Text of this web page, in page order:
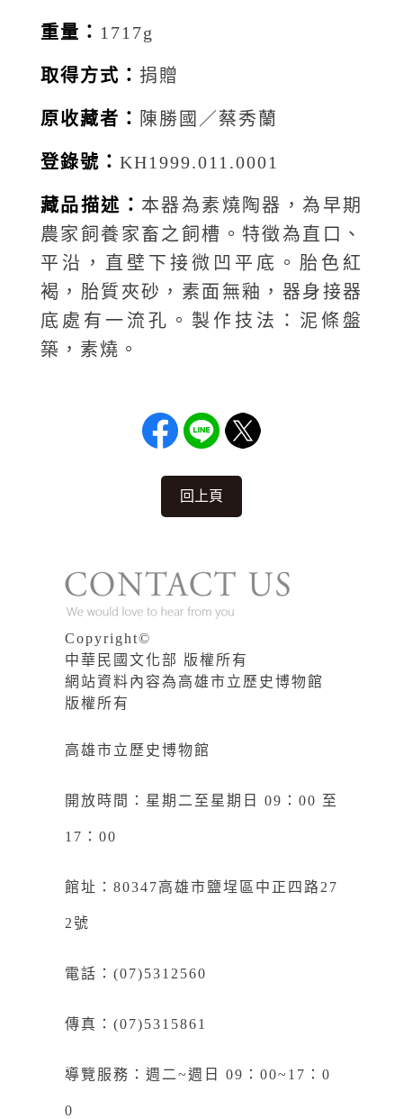
重量： 1717g
取得方式： 捐贈
原收藏者： 陳勝國／蔡秀蘭
登錄號： KH1999.011.0001
藏品描述： 本器為素燒陶器，為早期
農家飼養家畜之飼槽。特徵為直口、
平沿，直壁下接微凹平底。胎色紅
褐，胎質夾砂，素面無釉，器身接器
底處有一流孔。製作技法：泥條盤
築，素燒。
回上頁
Copyright©
中華民國文化部 版權所有
網站資料內容為高雄市立歷史博物館
版權所有
高雄市立歷史博物館
開放時間：星期二至星期日 09：00 至
17：00
館址：80347高雄市鹽埕區中正四路27
2號
電話：(07)5312560
傳真：(07)5315861
導覽服務：週二~週日 09：00~17：0
0